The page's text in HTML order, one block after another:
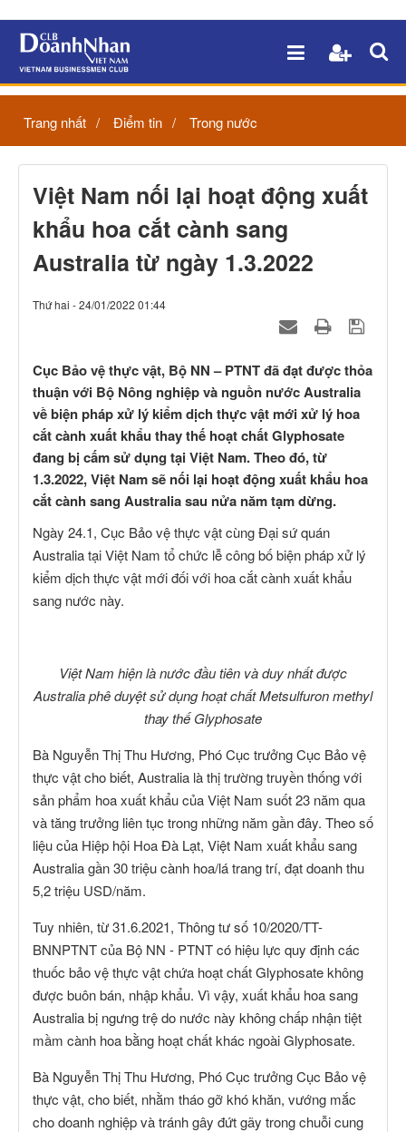
Trang nhất Điểm tin Trong nước
Việt Nam nối lại hoạt động xuất
khẩu hoa cắt cành sang
Australia từ ngày 1.3.2022
Thứ hai - 24/01/2022 01:44
Cục Bảo vệ thực vật, Bộ NN – PTNT đã đạt được thỏa
thuận với Bộ Nông nghiệp và nguồn nước Australia
về biện pháp xử lý kiểm dịch thực vật mới xử lý hoa
cắt cành xuất khẩu thay thế hoạt chất Glyphosate
đang bị cấm sử dụng tại Việt Nam. Theo đó, từ
1.3.2022, Việt Nam sẽ nối lại hoạt động xuất khẩu hoa
cắt cành sang Australia sau nửa năm tạm dừng.
Ngày 24.1, Cục Bảo vệ thực vật cùng Đại sứ quán
Australia tại Việt Nam tổ chức lễ công bố biện pháp xử lý
kiểm dịch thực vật mới đối với hoa cắt cành xuất khẩu
sang nước này.
Việt Nam hiện là nước đầu tiên và duy nhất được
Australia phê duyệ̣t sử dụng hoạt chất Metsulfuron methyl
thay thế Glyphosate
Bà Nguyễn Thị Thu Hương, Phó Cục trưởng Cục Bảo vệ
thực vật cho biết, Australia là thị trường truyền thống với
sản phẩm hoa xuất khẩu của Việt Nam suốt 23 năm qua
và tăng trưởng liên tục trong những năm gần đây. Theo số
liệu của Hiệp hội Hoa Đà Lạt, Việt Nam xuất khẩu sang
Australia gần 30 triệu cành hoa/lá trang trí, đạt doanh thu
5,2 triệu USD/năm.
Tuy nhiên, từ 31.6.2021, Thông tư số 10/2020/TT-
BNNPTNT của Bộ NN - PTNT có hiệu lực quy định các
thuốc bảo vệ thực vật chứa hoạt chất Glyphosate không
được buôn bán, nhập khẩu. Vì vậy, xuất khẩu hoa sang
Australia bị ngưng trệ do nước này không chấp nhận tiệt
mầm cành hoa bằng hoạt chất khác ngoài Glyphosate.
Bà Nguyễn Thị Thu Hương, Phó Cục trưởng Cục Bảo vệ
thực vật, cho biết, nhằm tháo gỡ khó khăn, vướng mắc
cho doanh nghiệp và tránh gây đứt gãy trong chuỗi cung